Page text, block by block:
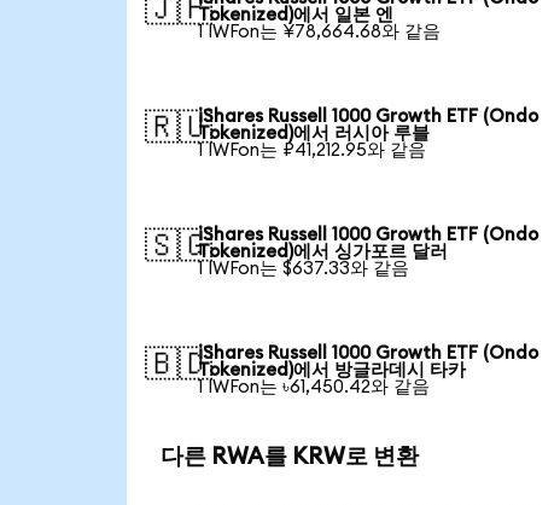
🇯🇵Tokenized)에서 일본 엔
1 IWFon는 ¥78,664.68와 같음
🇷🇺iShares Russell 1000 Growth ETF (Ondo
Tokenized)에서 러시아 루블
1 IWFon는 ₽41,212.95와 같음
🇸🇬iShares Russell 1000 Growth ETF (Ondo
Tokenized)에서 싱가포르 달러
1 IWFon는 $637.33와 같음
🇧🇩iShares Russell 1000 Growth ETF (Ondo
Tokenized)에서 방글라데시 타카
1 IWFon는 ৳61,450.42와 같음
다른 RWA를 KRW로 변환